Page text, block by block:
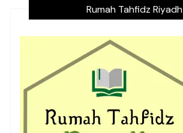
Rumah Tahfidz Riyadh